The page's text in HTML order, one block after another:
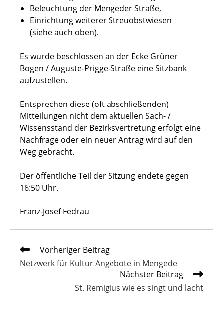
Beleuchtung der Mengeder Straße,
Einrichtung weiterer Streuobstwiesen
(siehe auch oben).
Es wurde beschlossen an der Ecke Grüner
Bogen / Auguste-Prigge-Straße eine Sitzbank
aufzustellen.
Entsprechen diese (oft abschließenden)
Mitteilungen nicht dem aktuellen Sach- /
Wissensstand der Bezirksvertretung erfolgt eine
Nachfrage oder ein neuer Antrag wird auf den
Weg gebracht.
Der öffentliche Teil der Sitzung endete gegen
16:50 Uhr.
Franz-Josef Fedrau
Weitere
Artikel
ansehen
Vorheriger Beitrag
Netzwerk für Kultur Angebote in Mengede
Nächster Beitrag
St. Remigius wie es singt und lacht